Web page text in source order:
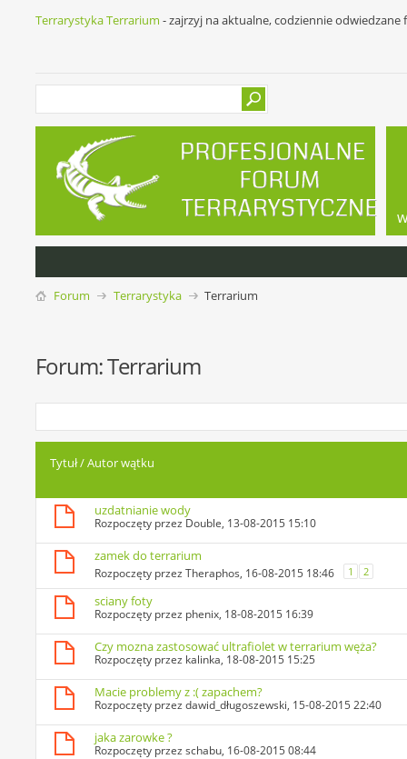
Terrarystyka Terrarium - zajrzyj na aktualne, codziennie
Forum Terrarystyka Terrarium
Forum:Terrarium
Tytuł/Autor wątku
uzdatnianie wody
Rozpoczęty przez Double, 13-08-2015 15:10
zamek do terrarium
Rozpoczęty przezTheraphos, 16-08-2015 18:46 1 2
sciany foty
Rozpoczęty przez phenix, 18-08-2015 16:39
Czy mozna zastosować ultrafiolet w terrarium węża?
Rozpoczęty przez kalinka, 18-08-2015 15:25
Macie problemy z :( zapachem?
Rozpoczęty przezdawid_długoszewski, 15-08-2015 22:40
jaka zarowke ?
Rozpoczęty przezschabu, 16-08-2015 08:44